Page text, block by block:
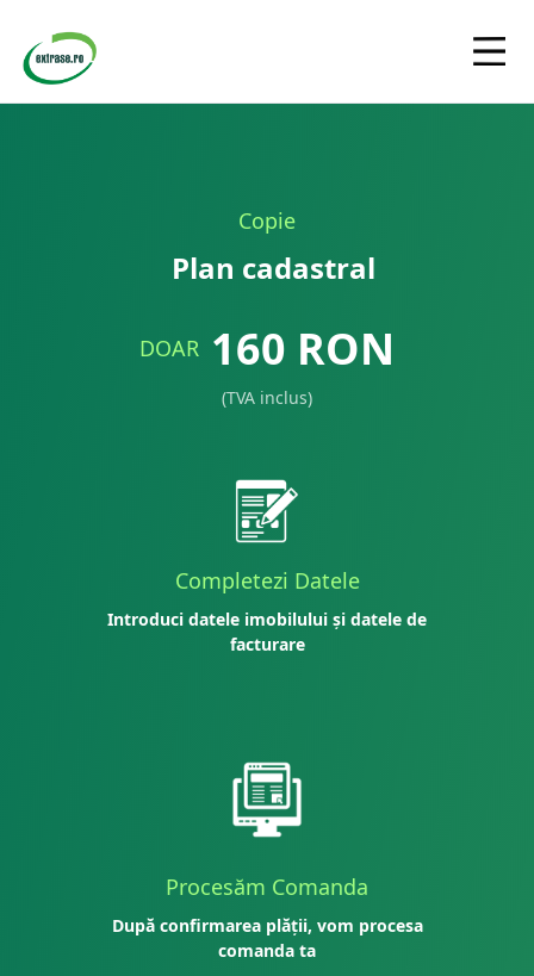
Copie
Plan cadastral
DOAR 160 RON
(TVA inclus)
Completezi Datele
Introduci datele imobilului și datele de
facturare
Procesăm Comanda
După confirmarea plății, vom procesa
comanda ta